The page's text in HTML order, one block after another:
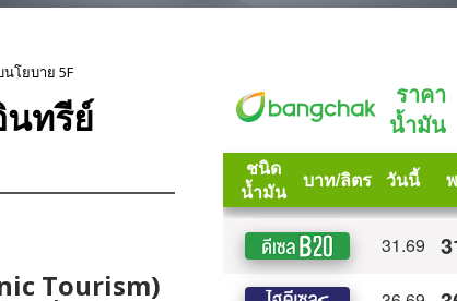
โยบาย 5F
นทรีย์
Tourism)